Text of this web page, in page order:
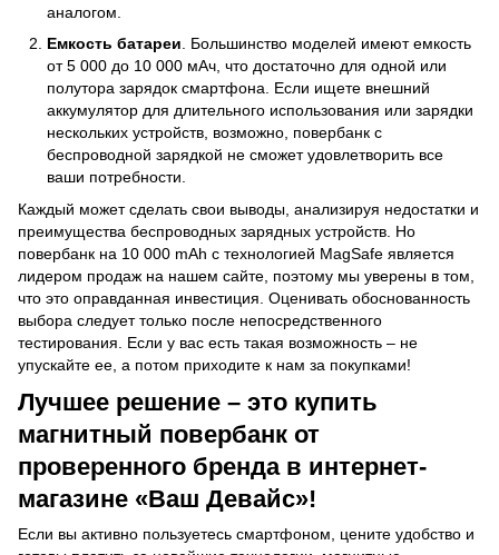
аналогом.
Емкость батареи . Большинство моделей имеют емкость
от 5 000 до 10 000 мАч, что достаточно для одной или
полутора зарядок смартфона. Если ищете внешний
аккумулятор для длительного использования или зарядки
нескольких устройств, возможно, повербанк с
беспроводной зарядкой не сможет удовлетворить все
ваши потребности.
Каждый может сделать свои выводы, анализируя недостатки и
преимущества беспроводных зарядных устройств. Но
повербанк на 10 000 mAh с технологией MagSafe является
лидером продаж на нашем сайте, поэтому мы уверены в том,
что это оправданная инвестиция. Оценивать обоснованность
выбора следует только после непосредственного
тестирования. Если у вас есть такая возможность – не
упускайте ее, а потом приходите к нам за покупками!
Лучшее решение – это купить
магнитный повербанк от
проверенного бренда в интернет-
магазине «Ваш Девайс»!
Если вы активно пользуетесь смартфоном, цените удобство и